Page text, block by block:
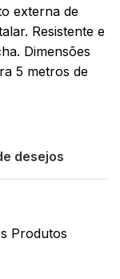
externa de
Resistente e
Dimensões
5 metros de
desejos
Produtos